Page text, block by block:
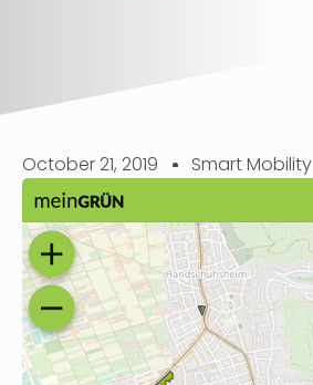
October 21, 2019 Smart Mobility